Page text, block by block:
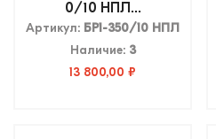
0/10 НПЛ...
Артикул: БР1-350/10 НПЛ
Наличие: 3
13 800,00 ₽